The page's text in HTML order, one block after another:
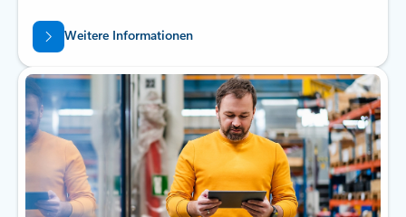
Weitere Informationen